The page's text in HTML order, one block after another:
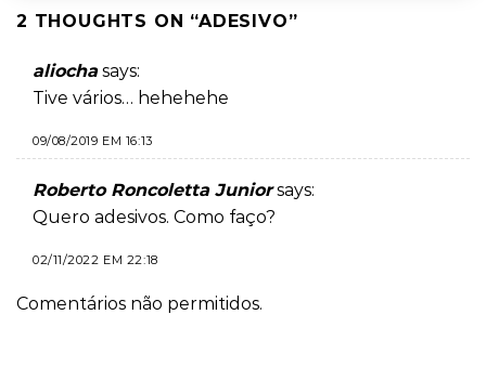
2 THOUGHTS ON “ADESIVO”
aliocha says:
Tive vários… hehehehe
09/08/2019 EM 16:13
Roberto Roncoletta Junior says:
Quero adesivos. Como faço?
02/11/2022 EM 22:18
Comentários não permitidos.